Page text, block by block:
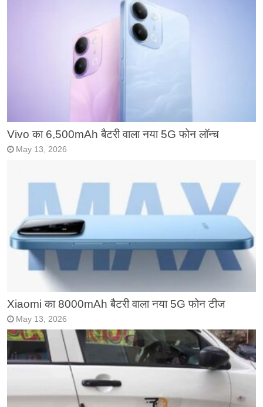
Vivo का 6,500mAh बैटरी वाला नया 5G फोन लॉन्च
May 13, 2026
Xiaomi का 8000mAh बैटरी वाला नया 5G फोन टीज
May 13, 2026